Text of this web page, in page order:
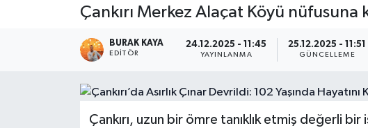
Çankırı Merkez Alaçat Köyü nüfusuna
BURAK KAYA
EDITÖR
24.12.2025 - 11:45
YAYINLANMA
25.12.2025 - 11:51
GÜNCELLEME
Çankırı, uzun bir ömre tanıklık etmiş değerli
RESMİ İLANLAR
GÜNDEM
kimdir-nedir-nasil